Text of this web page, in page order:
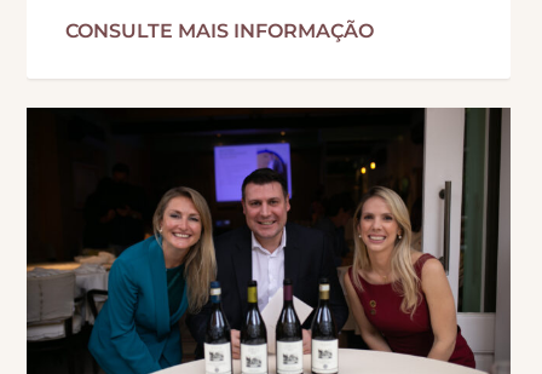
CONSULTE MAIS INFORMAÇÃO